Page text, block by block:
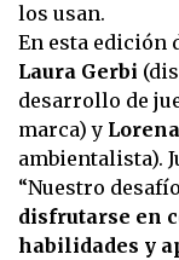
los usan.
En esta edición
Laura Gerbi
desarrollo de
marca) y
ambientalista).
“Nuestro
disfrutarse en
habilidades y